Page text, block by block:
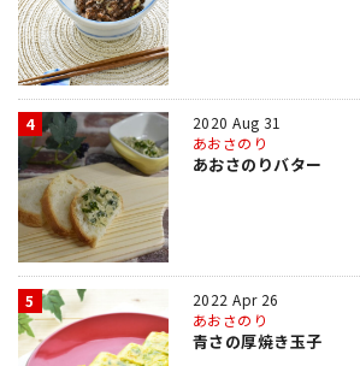
4
2020 Aug 31
あおさのり
あおさのりバター
5
2022 Apr 26
あおさのり
青さの厚焼き玉子